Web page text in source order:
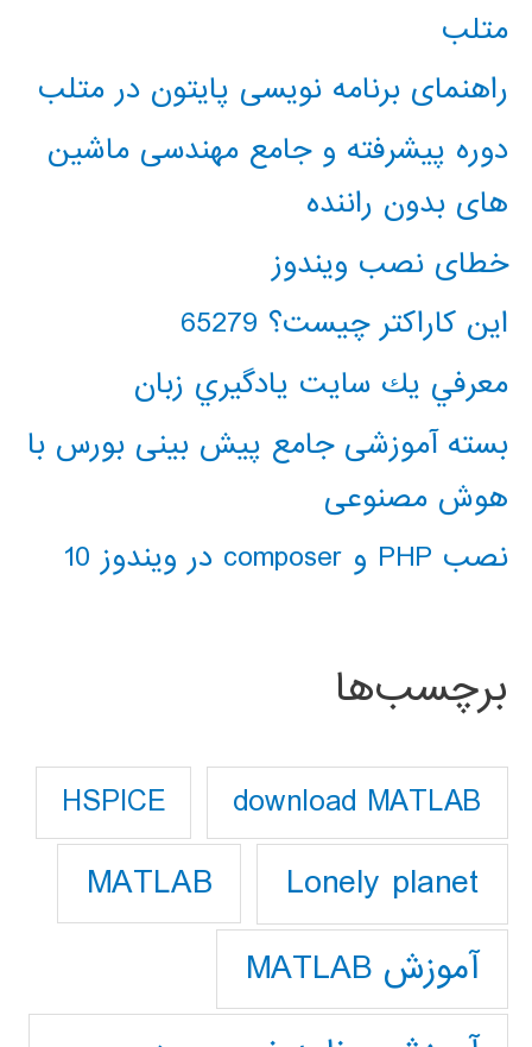
متلب
راهنمای برنامه نویسی پایتون در متلب
دوره پیشرفته و جامع مهندسی ماشین
های بدون راننده
خطای نصب ویندوز
این کاراکتر چیست؟ 65279
معرفي يك سايت يادگيري زبان
بسته آموزشی جامع پیش بینی بورس با
هوش مصنوعی
نصب PHP و composer در ویندوز 10
برچسب‌ها
download MATLAB
HSPICE
Lonely planet
MATLAB
آموزش MATLAB